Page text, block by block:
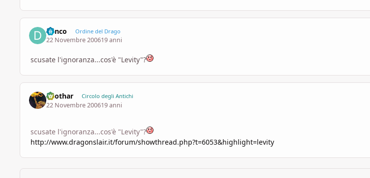
danco Ordine del Drago
22 Novembre 200619 anni
scusate l'ignoranza...cos'è "Levity"?
Azothar Circolo degli Antichi
22 Novembre 200619 anni
scusate l'ignoranza...cos'è "Levity"?
http://www.dragonslair.it/forum/showthread.php?t=6053&highlight=levity